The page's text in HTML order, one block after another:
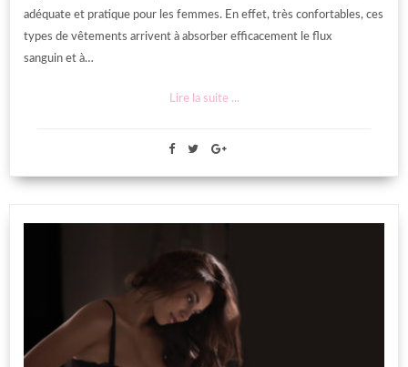
adéquate et pratique pour les femmes. En effet, très confortables, ces
types de vêtements arrivent à absorber efficacement le flux
sanguin et à…
Lire la suite ...